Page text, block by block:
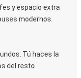
y espacio extra
modernos.
Tú haces la
del resto.